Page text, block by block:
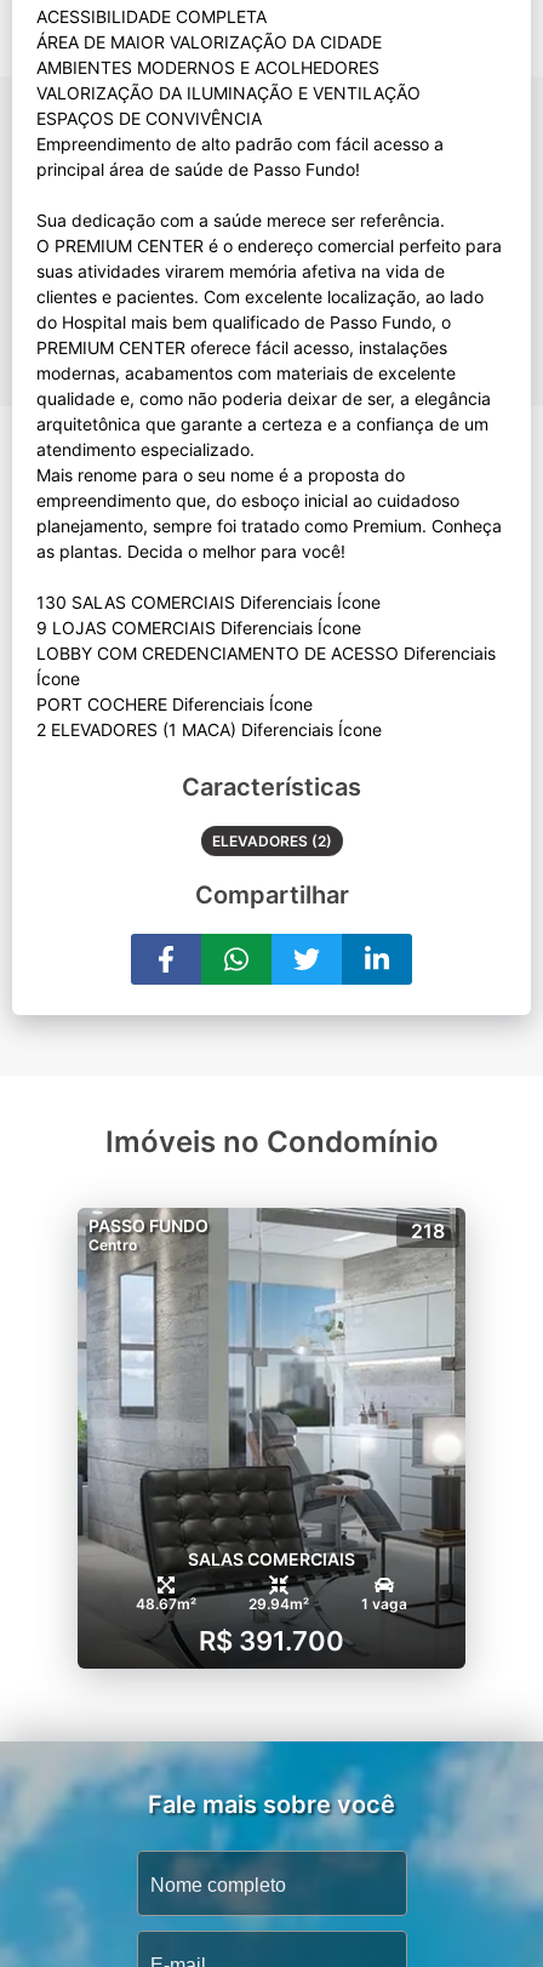
ACESSIBILIDADE COMPLETA
ÁREA DE MAIOR VALORIZAÇÃO DA CIDADE
AMBIENTES MODERNOS E ACOLHEDORES
VALORIZAÇÃO DA ILUMINAÇÃO E VENTILAÇÃO
ESPAÇOS DE CONVIVÊNCIA
Empreendimento de alto padrão com fácil acesso a
principal área de saúde de Passo Fundo!
Sua dedicação com a saúde merece ser referência.
O PREMIUM CENTER é o endereço comercial perfeito para
suas atividades virarem memória afetiva na vida de
clientes e pacientes. Com excelente localização, ao lado
do Hospital mais bem qualificado de Passo Fundo, o
PREMIUM CENTER oferece fácil acesso, instalações
modernas, acabamentos com materiais de excelente
qualidade e, como não poderia deixar de ser, a elegância
arquitetônica que garante a certeza e a confiança de um
atendimento especializado.
Mais renome para o seu nome é a proposta do
empreendimento que, do esboço inicial ao cuidadoso
planejamento, sempre foi tratado como Premium. Conheça
as plantas. Decida o melhor para você!
130 SALAS COMERCIAIS Diferenciais Ícone
9 LOJAS COMERCIAIS Diferenciais Ícone
LOBBY COM CREDENCIAMENTO DE ACESSO Diferenciais
Ícone
PORT COCHERE Diferenciais Ícone
Características
ELEVADORES (2)
Compartilhar
Imóveis no Condomínio
PASSO FUNDO
Centro
218
SALAS COMERCIAIS
48.67m² 29.94m² 1 vaga
R$ 391.700
Fale mais sobre você